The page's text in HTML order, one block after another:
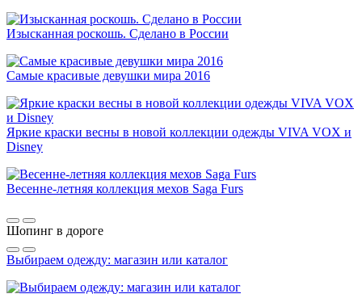
Изысканная роскошь. Сделано в России
Самые красивые девушки мира 2016
Яркие краски весны в новой коллекции одежды VIVA VOX и
Disney
Весенне-летняя коллекция мехов Saga Furs
Шопинг в дороге
Выбираем одежду: магазин или каталог